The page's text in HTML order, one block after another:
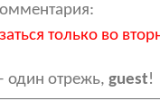
только во
один отрежь, guest!